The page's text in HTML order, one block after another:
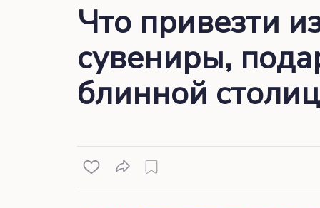
Что привезти
сувениры,
блинной